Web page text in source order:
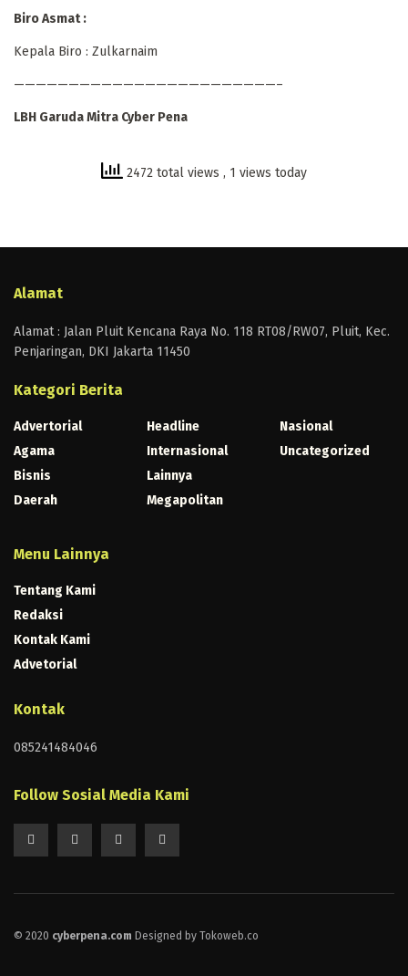
Biro Asmat :
Kepala Biro : Zulkarnaim
————————————————————————–
LBH Garuda Mitra Cyber Pena
2472 total views , 1 views today
Alamat
Alamat : Jalan Pluit Kencana Raya No. 118 RT08/RW07, Pluit, Kec.
Penjaringan, DKI Jakarta 11450
Kategori Berita
Advertorial
Agama
Bisnis
Daerah
Headline
Internasional
Lainnya
Megapolitan
Nasional
Uncategorized
Menu Lainnya
Tentang Kami
Redaksi
Kontak Kami
Advetorial
Kontak
085241484046
Follow Sosial Media Kami
© 2020 cyberpena.com Designed by Tokoweb.co